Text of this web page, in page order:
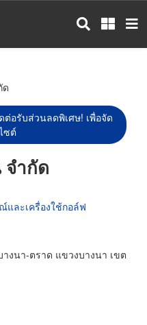
ด
อรับส่วนลดพิเศษ! เพื่อจัด
ซต์
ำกัด
และเครื่องใช้กอล์ฟ
งนา-ตราด แขวงบางนา เขต